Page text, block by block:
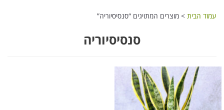
עמוד הבית > מוצרים המתויגים “סנסיסיוריה”
סנסיסיוריה